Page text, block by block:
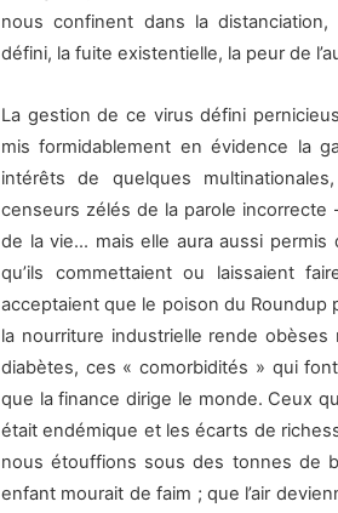
nous confinent dans la distanciation,
défini, la fuite existentielle, la peur de
La gestion de ce virus défini
mis formidablement en évidence la
intérêts de quelques
censeurs zélés de la parole incorrecte
de la vie… mais elle aura aussi permis
qu’ils commettaient ou laissaient
acceptaient que le poison du
la nourriture industrielle rende
diabètes, ces « comorbidités » qui
que la finance dirige le monde. Ceux
était endémique et les écarts de
nous étouffions sous des tonnes de
enfant mourait de faim ; que l’air